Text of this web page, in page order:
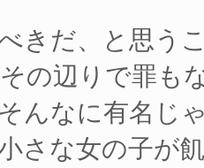
きだ、と思う
の辺りで罪も
んなに有名じ
さな女の子が